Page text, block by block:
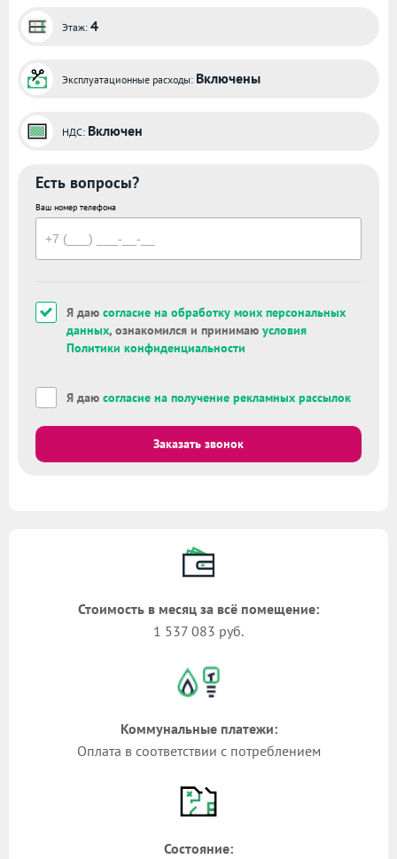
Этаж: 4
Эксплуатационные расходы: Включены
НДС: Включен
Есть вопросы?
Ваш номер телефона
Я даю согласие на обработку моих персональных
данных, ознакомился и принимаю условия
Политики конфиденциальности
Я даю согласие на получение рекламных рассылок
Заказать звонок
Стоимость в месяц за всё помещение:
1 537 083 руб.
Коммунальные платежи:
Оплата в соответствии с потреблением
Состояние: